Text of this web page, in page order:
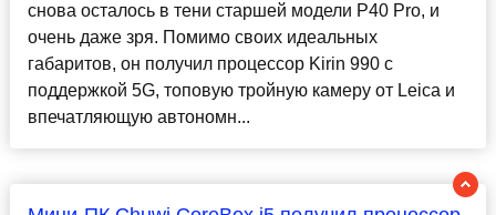
снова осталось в тени старшей модели P40 Pro, и
очень даже зря. Помимо своих идеальных
габаритов, он получил процессор Kirin 990 с
поддержкой 5G, топовую тройную камеру от Leica и
впечатляющую автономн...